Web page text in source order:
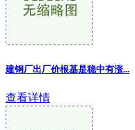
建钢厂出厂价根基是稳中有涨...
查看详情